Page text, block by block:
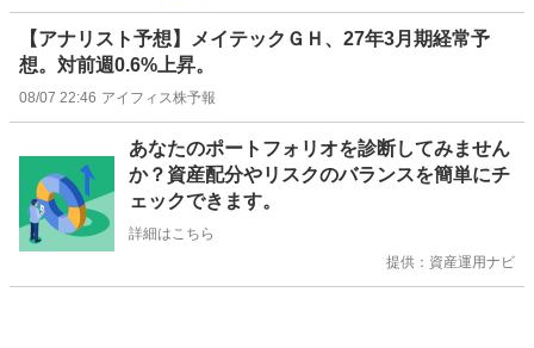
【アナリスト予想】メイテックＧＨ、27年3月期経常予
想。対前週0.6%上昇。
08/07 22:46 アイフィス株予報
あなたのポートフォリオを診断してみません
か？資産配分やリスクのバランスを簡単にチ
ェックできます。
詳細はこちら
提供：資産運用ナビ